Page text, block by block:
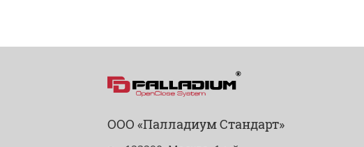
ООО «Палладиум Стандарт»